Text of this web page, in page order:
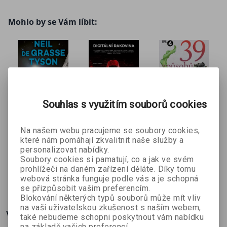
Mohlo by se Vám líbit:
Vesmírný
posel e-
kniha
Neil deGrasse
Tyson
296 Kč 329 Kč
Digitální
rakovina e-
kniha
Ladislav Boldi
132 Kč 147 Kč
39 způsobů,
jak
planetu e-
kniha
199 Kč 221 Kč
Více o knize
Souhlas s využitím souborů cookies
Na našem webu pracujeme se soubory cookies,
které nám pomáhají zkvalitnit naše služby a
personalizovat nabídky.
Soubory cookies si pamatují, co a jak ve svém
prohlížeči na daném zařízení děláte. Díky tomu
webová stránka funguje podle vás a je schopná
se přizpůsobit vašim preferencím.
Blokování některých typů souborů může mít vliv
na vaši uživatelskou zkušenost s naším webem,
také nebudeme schopni poskytnout vám nabídku